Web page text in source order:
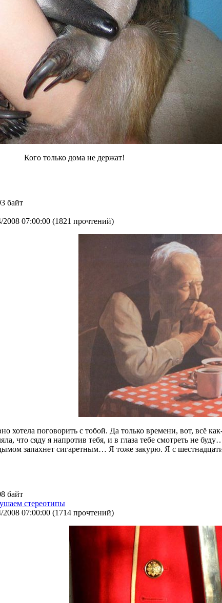
Кого только дома не держат!
байт
2008 07:00:00 (1821 прочтений)
хотела поговорить с тобой. Да только времени, вот, всё
что сяду я напротив тебя, и в глаза тебе смотреть не
запахнет сигаретным… Я тоже закурю. Я с
байт
стереотипы
2008 07:00:00 (1714 прочтений)